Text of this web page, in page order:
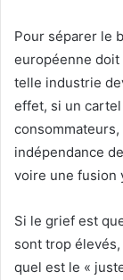
Pour séparer le
européenne
telle industrie
effet, si un
consommateurs,
indépendance
voire une fusion
Si le grief est
sont trop
quel est le «